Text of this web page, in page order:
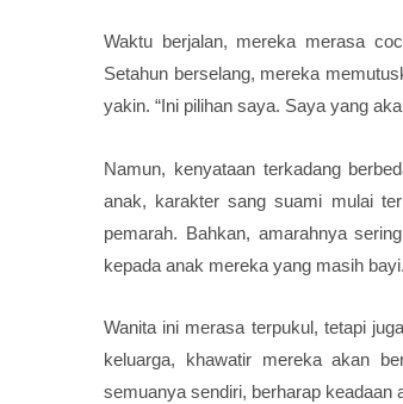
Waktu berjalan, mereka merasa
Setahun berselang, mereka
yakin. “Ini pilihan saya. Saya yang
Namun, kenyataan terkadang
anak, karakter sang suami mulai
pemarah. Bahkan, amarahnya
kepada anak mereka yang masih bayi.
Wanita ini merasa terpukul, tetapi
keluarga, khawatir mereka akan
semuanya sendiri, berharap keadaan